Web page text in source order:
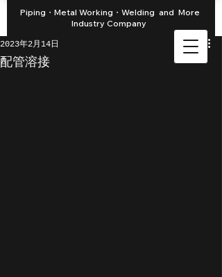
Piping・Metal Working・Welding and More
Industry Company
配管溶接
2023年2月14日